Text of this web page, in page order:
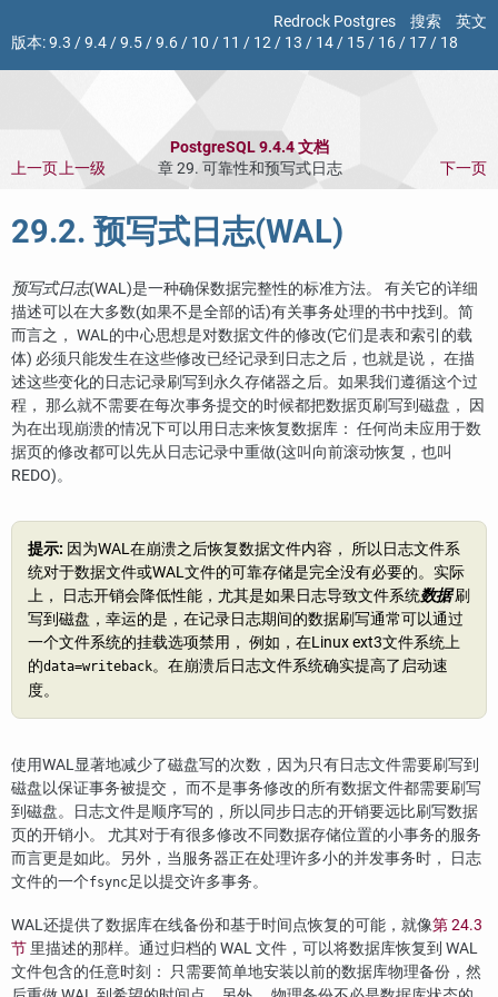
Redrock Postgres 搜索
英文
版本:9.3 /9.4/9.5/9.6/ 10 / 11 / 12/ 13 / 14/ 15/ 16/ 17/ 18
PostgreSQL 9.4.4 文档
上一页上一级 章 29. 可靠性和预写式日志 下一页
29.2. 预写式日志(WAL)
预写式日志(WAL)是一种确保数据完整性的标准方法。 有关它的详细
描述可以在大多数(如果不是全部的话)有关事务处理的书中找到。简
而言之， WAL的中心思想是对数据文件的修改(它们是表和索引的载
体) 必须只能发生在这些修改已经记录到日志之后，也就是说， 在描
述这些变化的日志记录刷写到永久存储器之后。如果我们遵循这个过
程， 那么就不需要在每次事务提交的时候都把数据页刷写到磁盘， 因
为在出现崩溃的情况下可以用日志来恢复数据库： 任何尚未应用于数
据页的修改都可以先从日志记录中重做(这叫向前滚动恢复，也叫
REDO)。
提示: 因为WAL在崩溃之后恢复数据文件内容， 所以日志文件系
统对于数据文件或WAL文件的可靠存储是完全没有必要的。实际
上， 日志开销会降低性能，尤其是如果日志导致文件系统数据刷
写到磁盘，幸运的是，在记录日志期间的数据刷写通常可以通过
一个文件系统的挂载选项禁用， 例如，在Linux ext3文件系统上
的data=writeback。在崩溃后日志文件系统确实提高了启动速
度。
使用WAL显著地减少了磁盘写的次数，因为只有日志文件需要刷写到
磁盘以保证事务被提交， 而不是事务修改的所有数据文件都需要刷写
到磁盘。日志文件是顺序写的，所以同步日志的开销要远比刷写数据
页的开销小。 尤其对于有很多修改不同数据存储位置的小事务的服务
而言更是如此。另外，当服务器正在处理许多小的并发事务时， 日志
文件的一个fsync足以提交许多事务。
WAL还提供了数据库在线备份和基于时间点恢复的可能，就像第 24.3
节 里描述的那样。通过归档的 WAL 文件，可以将数据库恢复到 WAL
文件包含的任意时刻： 只需要简单地安装以前的数据库物理备份，然